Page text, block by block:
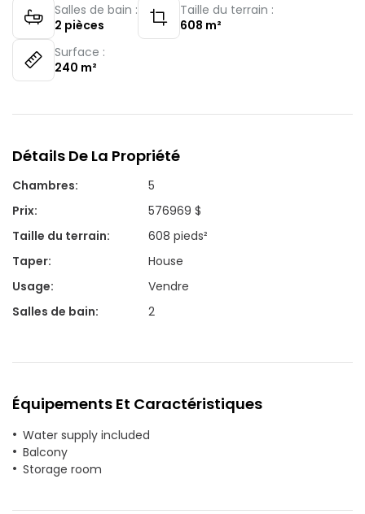
Salles de bain :
2 pièces
Taille du terrain :
608 m²
Surface :
240 m²
Détails De La Propriété
Chambres:
5
Prix:
576969 $
Taille du terrain:
608 pieds²
Taper:
House
Usage:
Vendre
Salles de bain: 2
Équipements Et Caractéristiques
Water supply included
Balcony
Storage room